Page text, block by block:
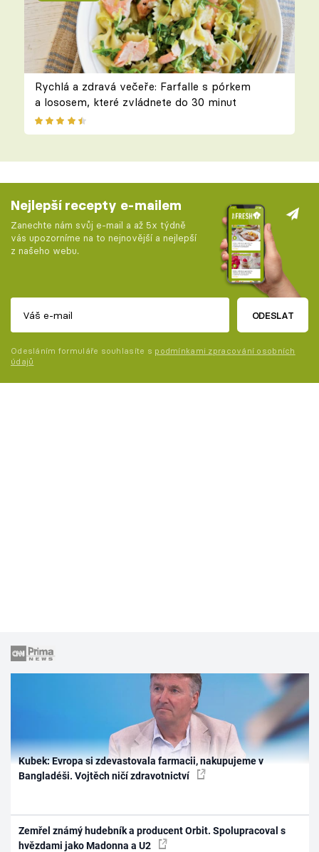
Rychlá a zdravá večeře: Farfalle s pórkem
a lososem, které zvládnete do 30 minut
Nejlepší recepty e-mailem
Zanechte nám svůj e-mail a až 5x týdně
vás upozorníme na to nejnovější a nejlepší
z našeho webu.
ODESLAT
Odesláním formuláře souhlasíte s podmínkami zpracování osobních
údajů
Kubek: Evropa si zdevastovala farmacii, nakupujeme v
Bangladéši. Vojtěch ničí zdravotnictví
Zemřel známý hudebník a producent Orbit. Spolupracoval s
hvězdami jako Madonna a U2